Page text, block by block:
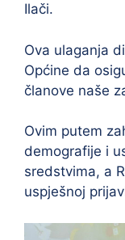
Ilači.
Ova ulaganja
Općine da
članove naše
Ovim putem
demografije i
sredstvima, a
uspješnoj